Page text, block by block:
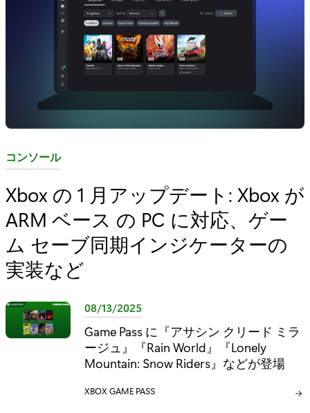
カ
ゴ
リ
:
コンソール
Xbox の 1 月アップデート: Xbox が
ARM ベース の PC に対応、ゲー
ム セーブ同期インジケーターの
実装など
08/13/2025
Game Pass に『アサシン クリード ミラ
ージュ』『Rain World』『Lonely
Mountain: Snow Riders』などが登場
カ
XBOX GAME PASS